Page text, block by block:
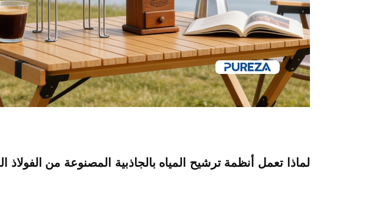
لماذا تعمل أنظمة ترشيح المياه بالجاذبية المصنوعة من الفولاذ